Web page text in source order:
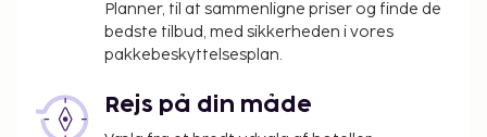
Planner, til at sammenligne priser og finde de
bedste tilbud, med sikkerheden i vores
pakkebeskyttelsesplan.
Rejs på din måde